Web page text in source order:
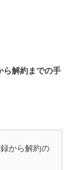
ら解約までの手
から解約の